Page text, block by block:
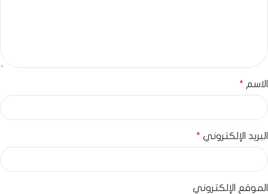
الاسم *
البريد الإلكتروني *
الموقع الإلكتروني